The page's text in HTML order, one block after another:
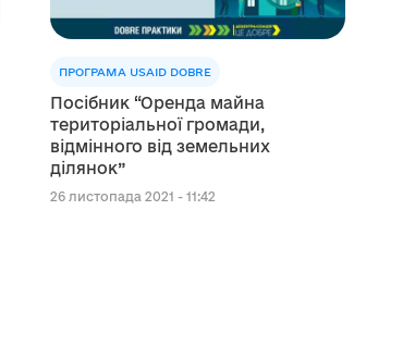
ПРОГРАМА USAID DOBRE
Посібник “Оренда майна
територіальної громади,
відмінного від земельних
ділянок”
26 листопада 2021 - 11:42